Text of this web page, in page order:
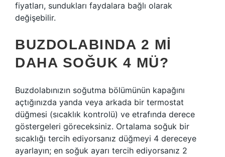
fiyatları, sundukları faydalara bağlı olarak
değişebilir.
BUZDOLABINDA 2 MI
DAHA SOĞUK 4 MÜ?
Buzdolabınızın soğutma bölümünün kapağını
açtığınızda yanda veya arkada bir termostat
düğmesi (sıcaklık kontrolü) ve etrafında derece
göstergeleri göreceksiniz. Ortalama soğuk bir
sıcaklığı tercih ediyorsanız düğmeyi 4 dereceye
ayarlayın; en soğuk ayarı tercih ediyorsanız 2